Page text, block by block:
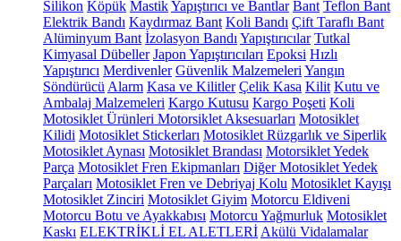
Silikon Köpük MastikYapıştırıcı ve Bantlar Bant Teflon Bant
Elektrik Bandı Kaydırmaz Bant Koli Bandı Çift Taraflı Bant
Alüminyum Bant İzolasyon Bandı Yapıştırıcılar Tutkal
Kimyasal Dübeller Japon Yapıştırıcıları Epoksi Hızlı
Yapıştırıcı Merdivenler Güvenlik Malzemeleri Yangın
Söndürücü Alarm Kasa ve Kilitler Çelik Kasa Kilit Kutu ve
Ambalaj Malzemeleri Kargo Kutusu Kargo Poşeti Koli
Motosiklet Ürünleri Motorsiklet Aksesuarları Motosiklet
Kilidi Motosiklet Stickerları Motosiklet Rüzgarlık ve Siperlik
Motosiklet Aynası Motosiklet Brandası Motorsiklet Yedek
Parça Motosiklet Fren Ekipmanları Diğer Motosiklet Yedek
Parçaları Motosiklet Fren ve Debriyaj Kolu Motosiklet Kayışı
Motosiklet Zinciri Motosiklet Giyim Motorcu Eldiveni
Motorcu Botu ve Ayakkabısı Motorcu Yağmurluk Motosiklet
Kaskı ELEKTRİKLİ EL ALETLERİ Akülü Vidalamalar